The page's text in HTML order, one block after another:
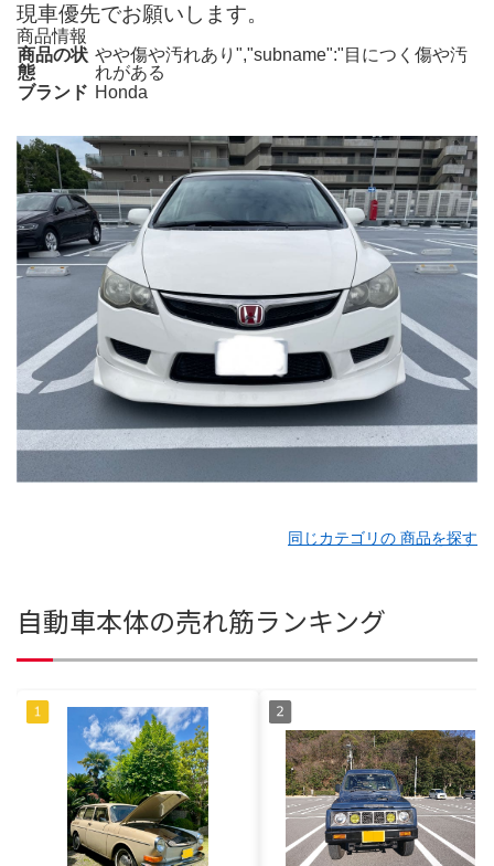
現車優先でお願いします。
商品情報
商品の状
態
やや傷や汚れあり","subname":"目につく傷や汚
れがある
ブランド Honda
同じカテゴリの 商品を探す
自動車本体の売れ筋ランキング